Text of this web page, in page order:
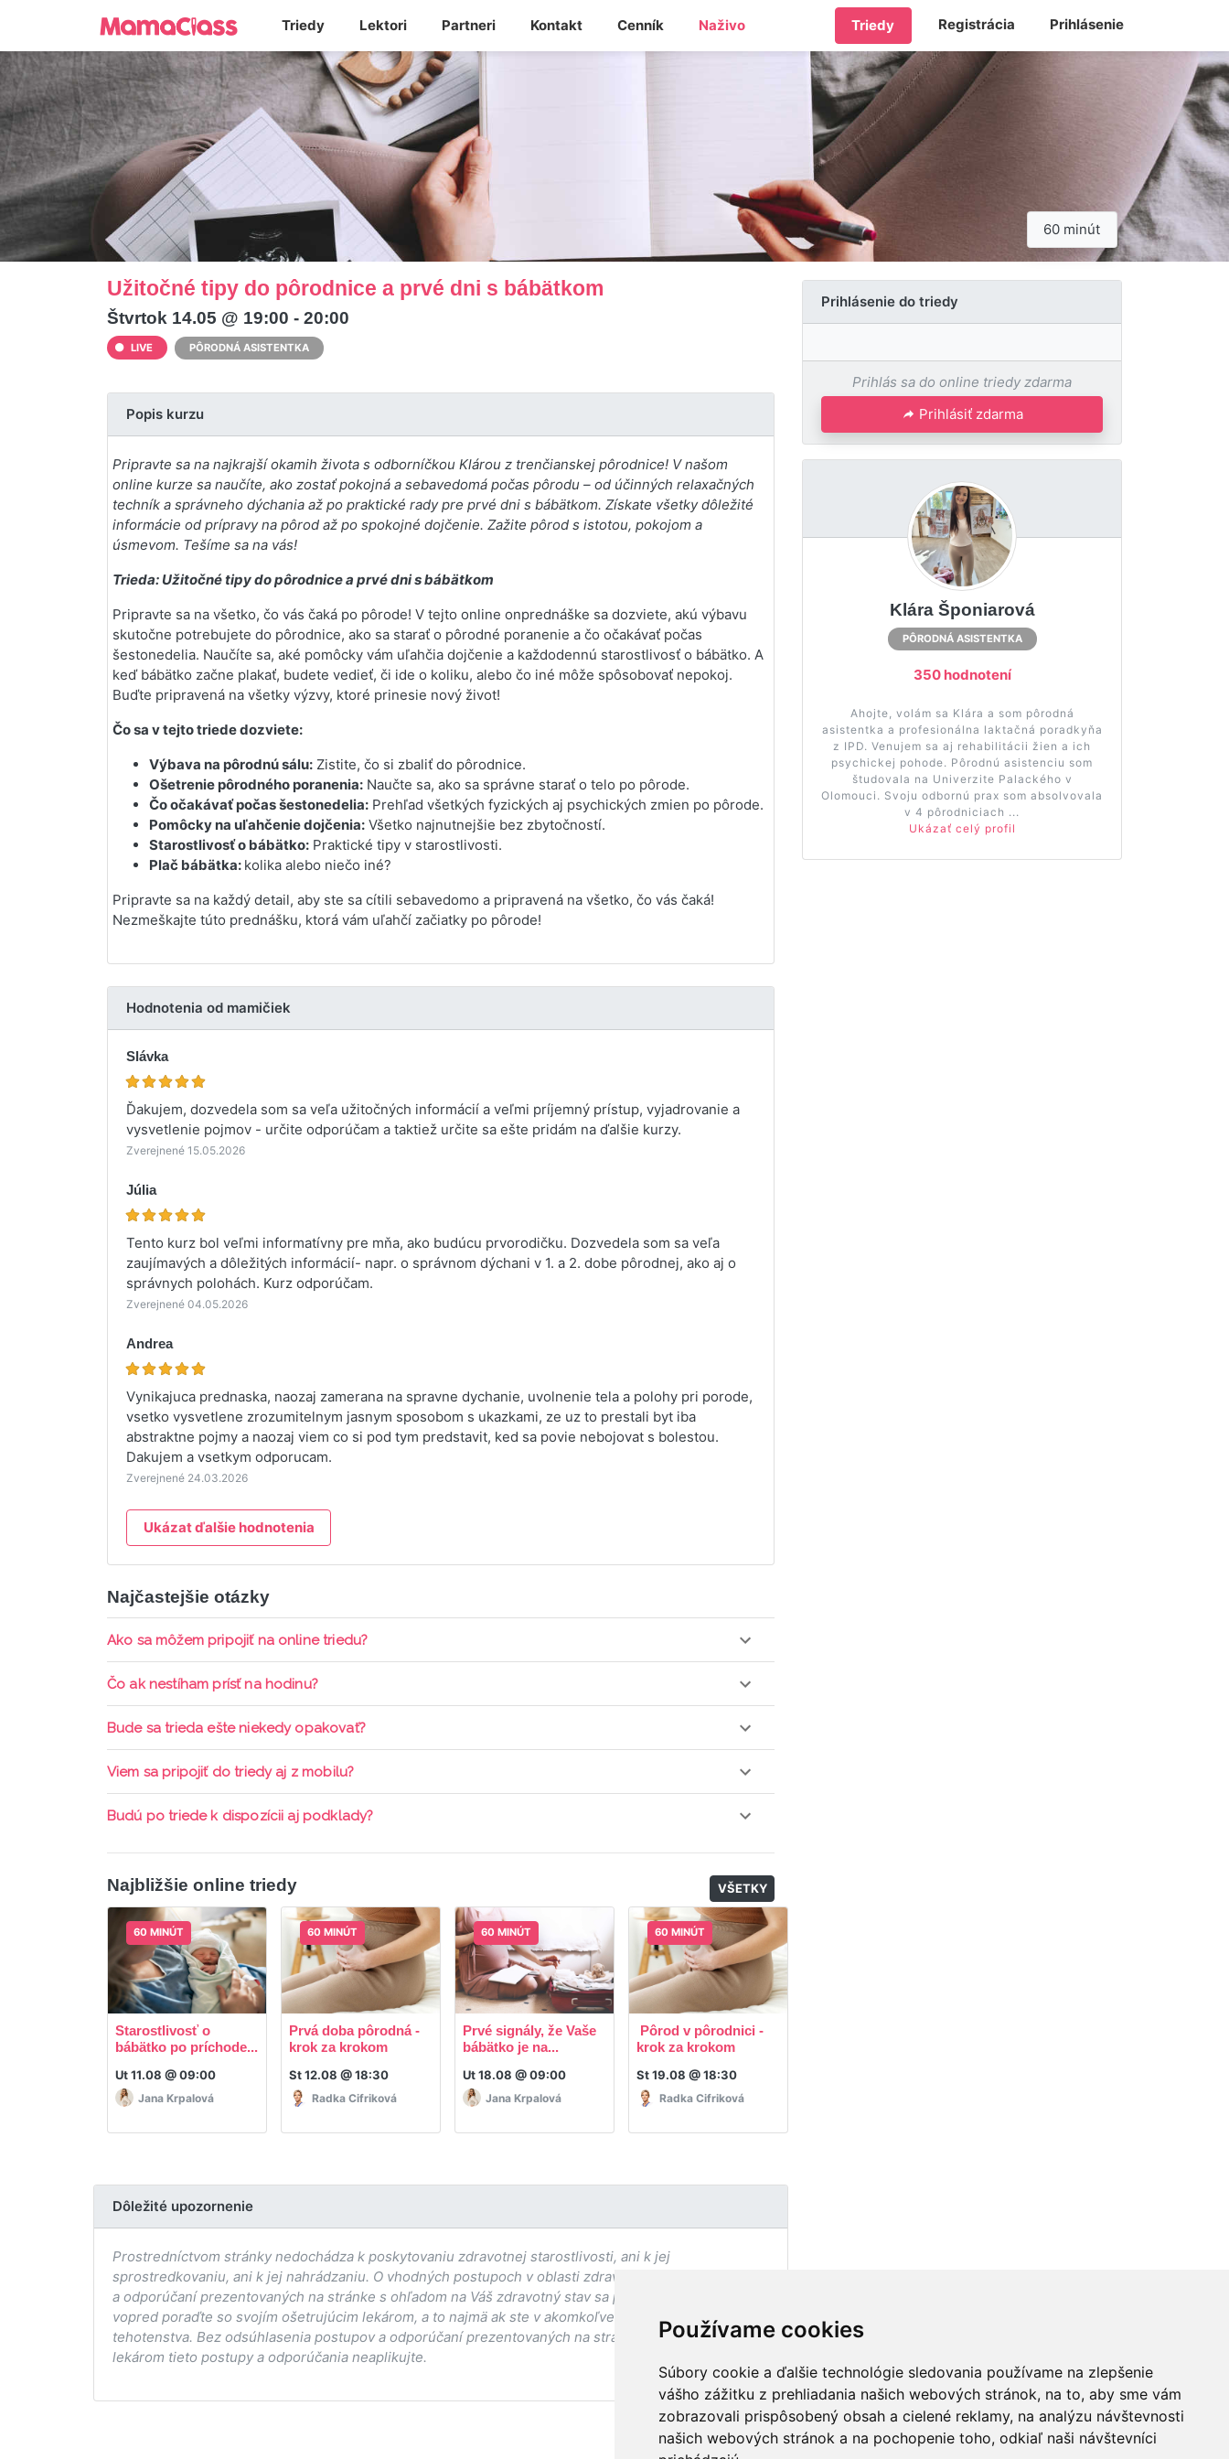
Používame cookies
Súbory cookie a ďalšie technológie sledovania používame na zlepšenie
vášho zážitku z prehliadania našich webových stránok, na to, aby sme vám
zobrazovali prispôsobený obsah a cielené reklamy, na analýzu návštevnosti
našich webových stránok a na pochopenie toho, odkiaľ naši návštevníci
Triedy Lektori Partneri Kontakt Cenník Naživo Triedy Registrácia Prihlásenie
60 minút
Užitočné tipy do pôrodnice a prvé dni s bábätkom
Štvrtok 14.05 @ 19:00 - 20:00
LIVE PÔRODNÁ ASISTENTKA
Popis kurzu
Pripravte sa na najkrajší okamih života s odborníčkou Klárou z trenčianskej pôrodnice! V našom
online kurze sa naučíte, ako zostať pokojná a sebavedomá počas pôrodu – od účinných relaxačných
techník a správneho dýchania až po praktické rady pre prvé dni s bábätkom. Získate všetky dôležité
informácie od prípravy na pôrod až po spokojné dojčenie. Zažite pôrod s istotou, pokojom a
úsmevom. Tešíme sa na vás!
Trieda: Užitočné tipy do pôrodnice a prvé dni s bábätkom
Pripravte sa na všetko, čo vás čaká po pôrode! V tejto online onprednáške sa dozviete, akú výbavu
skutočne potrebujete do pôrodnice, ako sa starať o pôrodné poranenie a čo očakávať počas
šestonedelia. Naučíte sa, aké pomôcky vám uľahčia dojčenie a každodennú starostlivosť o bábätko. A
keď bábätko začne plakať, budete vedieť, či ide o koliku, alebo čo iné môže spôsobovať nepokoj.
Buďte pripravená na všetky výzvy, ktoré prinesie nový život!
Čo sa v tejto triede dozviete:
Výbava na pôrodnú sálu: Zistite, čo si zbaliť do pôrodnice.
Ošetrenie pôrodného poranenia: Naučte sa, ako sa správne starať o telo po pôrode.
Čo očakávať počas šestonedelia: Prehľad všetkých fyzických aj psychických zmien po pôrode.
Pomôcky na uľahčenie dojčenia: Všetko najnutnejšie bez zbytočností.
Starostlivosť o bábätko: Praktické tipy v starostlivosti.
Plač bábätka: kolika alebo niečo iné?
Pripravte sa na každý detail, aby ste sa cítili sebavedomo a pripravená na všetko, čo vás čaká!
Nezmeškajte túto prednášku, ktorá vám uľahčí začiatky po pôrode!
Hodnotenia od mamičiek
Slávka
Ďakujem, dozvedela som sa veľa užitočných informácií a veľmi príjemný prístup, vyjadrovanie a
vysvetlenie pojmov - určite odporúčam a taktiež určite sa ešte pridám na ďalšie kurzy.
Zverejnené 15.05.2026
Júlia
Tento kurz bol veľmi informatívny pre mňa, ako budúcu prvorodičku. Dozvedela som sa veľa
zaujímavých a dôležitých informácií- napr. o správnom dýchani v 1. a 2. dobe pôrodnej, ako aj o
správnych polohách. Kurz odporúčam.
Zverejnené 04.05.2026
Andrea
Vynikajuca prednaska, naozaj zamerana na spravne dychanie, uvolnenie tela a polohy pri porode,
vsetko vysvetlene zrozumitelnym jasnym sposobom s ukazkami, ze uz to prestali byt iba
abstraktne pojmy a naozaj viem co si pod tym predstavit, ked sa povie nebojovat s bolestou.
Dakujem a vsetkym odporucam.
Zverejnené 24.03.2026
Ukázat ďalšie hodnotenia
Najčastejšie otázky
Ako sa môžem pripojiť na online triedu?
Pripojenie do online triedy prebieha priamo cez web-stránku mamaclass.sk, stačí sledovať
Čo ak nestíham prísť na hodinu?
Každá trieda sa nahráva a je k dispozícií po dobu 7 dní. Pre pozretie video nahrávky je potrebné mať
Bude sa trieda ešte niekedy opakovať?
Triedy sa priebežne opakujú, stačí sledovať ponuku kurzov a tried.
Viem sa pripojiť do triedy aj z mobilu?
Áno, pripojenie do triedy je možné aj cez mobil, nie je k tomu potrebné sťahovať žiadne ďalšie appky
Budú po triede k dispozícii aj podklady?
Áno, po skončení triedy dostávate prístup na dodatočný materiál, ktorý Vaša hostka dala k dispozícií.
Najbližšie online triedy VŠETKY
60 MINÚT
Starostlivosť o
bábätko po príchode...
Ut 11.08 @ 09:00
Jana Krpalová
60 MINÚT
Prvá doba pôrodná -
krok za krokom
St 12.08 @ 18:30
Radka Cifriková
60 MINÚT
Prvé signály, že Vaše
bábätko je na...
Ut 18.08 @ 09:00
Jana Krpalová
60 MINÚT
Pôrod v pôrodnici -
krok za krokom
St 19.08 @ 18:30
Radka Cifriková
Dôležité upozornenie
Prostredníctvom stránky nedochádza k poskytovaniu zdravotnej starostlivosti, ani k jej
sprostredkovaniu, ani k jej nahrádzaniu. O vhodných postupoch v oblasti zdravia, vhodnosti postupov
a odporúčaní prezentovaných na stránke s ohľadom na Váš zdravotný stav sa pred ich aplikáciou vždy
vopred poraďte so svojím ošetrujúcim lekárom, a to najmä ak ste v akomkoľvek štádiu
tehotenstva. Bez odsúhlasenia postupov a odporúčaní prezentovaných na stránke Vaším ošetrujúcim
lekárom tieto postupy a odporúčania neaplikujte.
Prihlásenie do triedy
Prihlás sa do online triedy zdarma
Prihlásiť zdarma
Klára Šponiarová
PÔRODNÁ ASISTENTKA
350 hodnotení
Ahojte, volám sa Klára a som pôrodná
asistentka a profesionálna laktačná poradkyňa
z IPD. Venujem sa aj rehabilitácii žien a ich
psychickej pohode. Pôrodnú asistenciu som
študovala na Univerzite Palackého v
Olomouci. Svoju odbornú prax som absolvovala
v 4 pôrodniciach ...
Ukázať celý profil